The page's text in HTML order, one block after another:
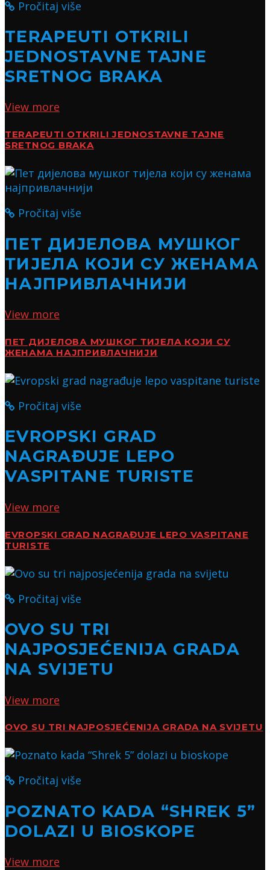
Pročitaj više
TERAPEUTI OTKRILI
JEDNOSTAVNE TAJNE
SRETNOG BRAKA
View more
TERAPEUTI OTKRILI JEDNOSTAVNE TAJNE
SRETNOG BRAKA
Pročitaj više
ПЕТ ДИЈЕЛОВА МУШКОГ
ТИЈЕЛА КОЈИ СУ ЖЕНАМА
НАЈПРИВЛАЧНИЈИ
View more
ПЕТ ДИЈЕЛОВА МУШКОГ ТИЈЕЛА КОЈИ СУ
ЖЕНАМА НАЈПРИВЛАЧНИЈИ
Pročitaj više
EVROPSKI GRAD
NAGRAĐUJE LEPO
VASPITANE TURISTE
View more
EVROPSKI GRAD NAGRAĐUJE LEPO VASPITANE
TURISTE
Pročitaj više
OVO SU TRI
NAJPOSJEĆENIJA GRADA
NA SVIJETU
View more
OVO SU TRI NAJPOSJEĆENIJA GRADA NA SVIJETU
Pročitaj više
POZNATO KADA “SHREK 5”
DOLAZI U BIOSKOPE
View more